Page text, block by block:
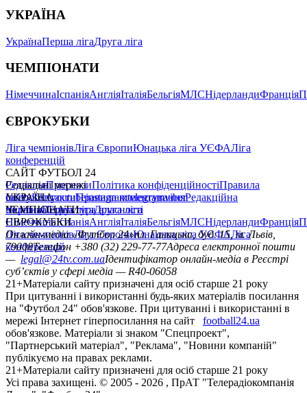
УКРАЇНА
УкраїнаПерша лігаДруга ліга
ЧЕМПІОНАТИ
НімеччинаІспаніяАнгліяІталіяБельгіяМЛСНідерландиФранція
ЄВРОКУБКИ
Ліга чемпіонівЛіга ЄвропиЮнацька ліга УЄФАЛіга
конференцій
САЙТ ФУТБОЛ 24
РедакціяПрогнозиПолітика конфіденційностіПравила
сайтуКонтактиПравила коментуванняРедакційна
політикаСтруктура власності
Соціальні мережі
facebookxyoutubeinstagramtelegramviber
УКРАЇНА
УкраїнаПерша лігаДруга ліга
ЧЕМПІОНАТИ
НімеччинаІспаніяАнгліяІталіяБельгіяМЛСНідерландиФранція
ЄВРОКУБКИ
Ліга чемпіонівЛіга ЄвропиЮнацька ліга УЄФАЛіга
конференцій
Онлайн-медіа «Футбол 24»пл. Галицька, буд. 15, м. Львів,
79008Телефон +380 (32) 229-77-77Адреса електронної пошти
— legal@24tv.com.uaІдентифікатор онлайн-медіа в Реєстрі
суб’єктів у сфері медіа — R40-06058
21+Матеріали сайту призначені для осіб старше 21 року
При цитуванні і використанні будь-яких матеріалів посилання
на "Футбол 24" обов'язкове. При цитуванні і використанні в
мережі Інтернет гіперпосилання на сайт
football24.ua
обов'язкове. Матеріали зі знаком "Спецпроект",
"Партнерський матеріал", "Реклама", "Новини компаній"
публікуємо на правах реклами.
21+Матеріали сайту призначені для осіб старше 21 року
Усi права захищенi. © 2005 - 2026 , ПрАТ "Телерадіокомпанія